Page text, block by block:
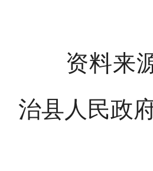
资料来源
治县人民政